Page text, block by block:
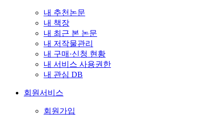
내 추천논문
내 책장
내 최근 본 논문
내 저작물관리
내 구매·신청 현황
내 서비스 사용권한
내 관심 DB
회원서비스
회원가입